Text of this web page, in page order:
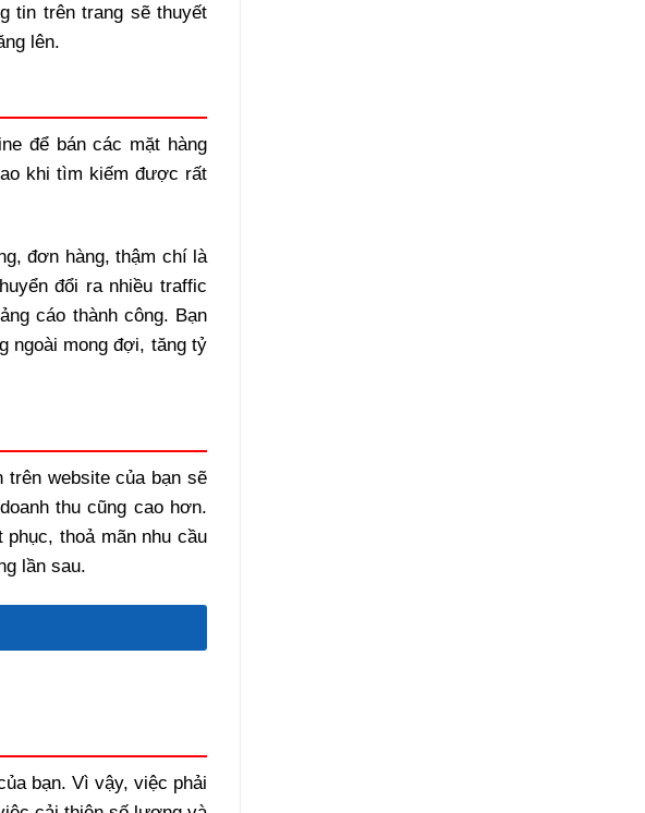
tin trên trang sẽ thuyết
lên.
để bán các mặt hàng
khi tìm kiếm được rất
đơn hàng, thậm chí là
đổi ra nhiều traffic
cáo thành công. Bạn
ngoài mong đợi, tăng tỷ
trên website của bạn sẽ
thu cũng cao hơn.
thoả mãn nhu cầu
lần sau.
bạn. Vì vậy, việc phải